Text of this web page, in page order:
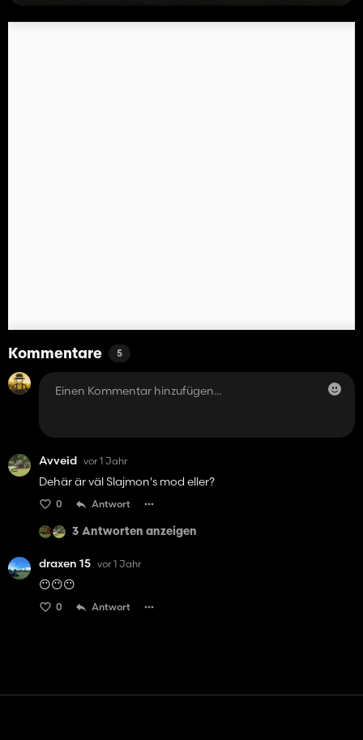
Kommentare 5
Avveid vor 1 Jahr
Dehär är väl Slajmon's mod eller?
0 Antwort
3 Antworten anzeigen
draxen 15 vor 1 Jahr
😶😶😶
0 Antwort